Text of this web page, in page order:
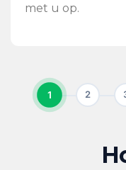
met u op.
1 2
KIES UW